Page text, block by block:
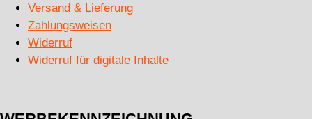
Versand & Lieferung
Zahlungsweisen
Widerruf
Widerruf für digitale Inhalte